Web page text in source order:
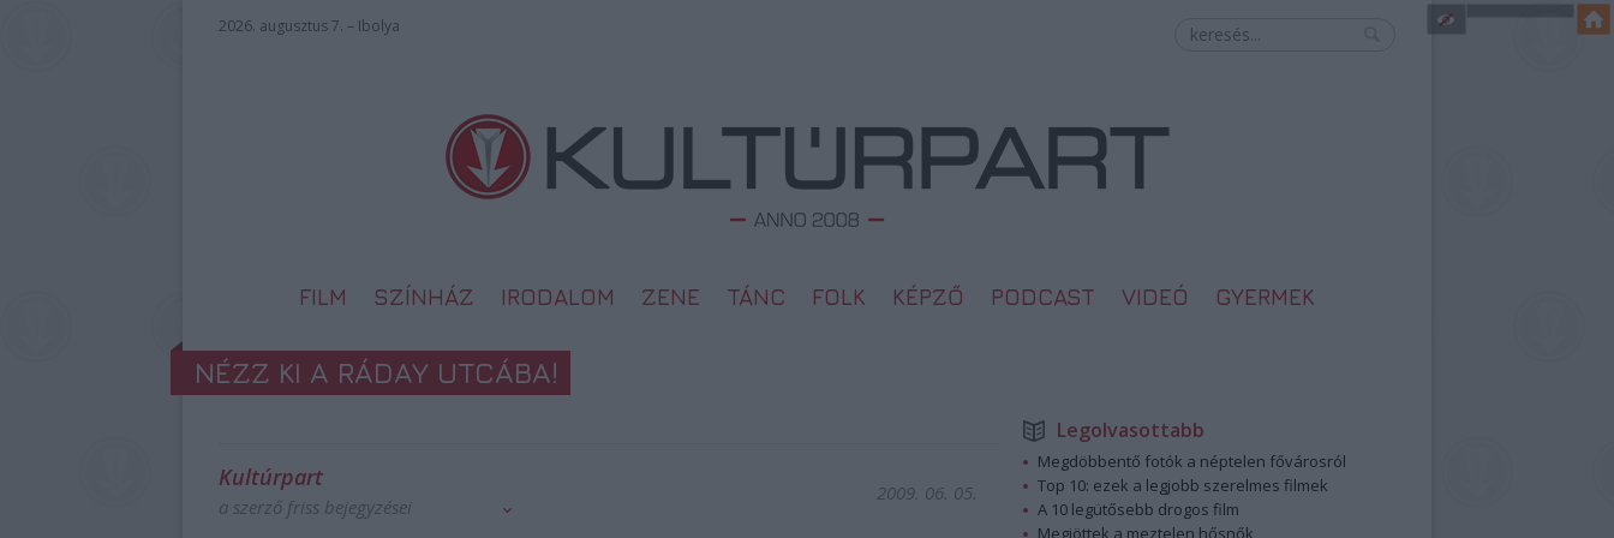
2026. augusztus 7. – Ibolya
FILM SZÍNHÁZ IRODALOM ZENE TÁNC FOLK KÉPZŐ PODCAST VIDEÓ GYERMEK
NÉZZ KI A RÁDAY UTCÁBA!
Kultúrpart
a szerző friss bejegyzései
2009. 06. 05.
Legolvasottabb
Megdöbbentő fotók a néptelen fővárosról
Top 10: ezek a legjobb szerelmes filmek
A 10 legütősebb drogos film
Megjöttek a meztelen hősnők